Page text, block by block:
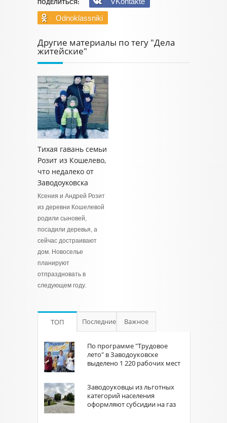
ПОДЕЛИТЬСЯ:
Odnoklassniki
Другие материалы по тегу "Дела
житейские"
Тихая гавань семьи
Розит из Кошелево,
что недалеко от
Заводоуковска
Ксения и Андрей Розит
из деревни Кошелевой
родили сыновей,
посадили деревья, а
сейчас достраивают
дом. Новоселье
планируют
отпраздновать в
следующем году.
ТОП Последние Важное
По программе "Трудовое
лето" в Заводоуковске
выделено 1 220 рабочих мест
Заводоуковцы из льготных
категорий населения
оформляют субсидии на газ